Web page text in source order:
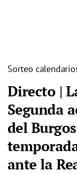
Sorteo
Directo |
Segunda
del
ante la